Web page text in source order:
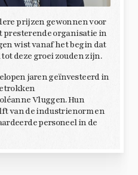
prijzen gewonnen voor
presterende organisatie in
wist vanaf het begin dat
deze groei zouden zijn.
jaren geïnvesteerd in
Vluggen. Hun
van de industrienorm en
personeel in de